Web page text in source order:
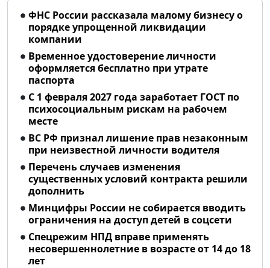
ФНС России рассказала малому бизнесу о
порядке упрощенной ликвидации
компании
Временное удостоверение личности
оформляется бесплатно при утрате
паспорта
С 1 февраля 2027 года заработает ГОСТ по
психосоциальным рискам на рабочем
месте
ВС РФ признал лишение прав незаконным
при неизвестной личности водителя
Перечень случаев изменения
существенных условий контракта решили
дополнить
Минцифры России не собирается вводить
ограничения на доступ детей в соцсети
Спецрежим НПД вправе применять
несовершеннолетние в возрасте от 14 до 18
лет